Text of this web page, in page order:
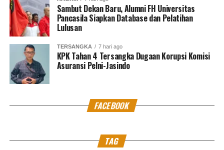
Sambut Dekan Baru, Alumni FH Universitas
Pancasila Siapkan Database dan Pelatihan
Lulusan
TERSANGKA 7 hari ago
KPK Tahan 4 Tersangka Dugaan Korupsi Komisi
Asuransi Pelni-Jasindo
FACEBOOK
TAG